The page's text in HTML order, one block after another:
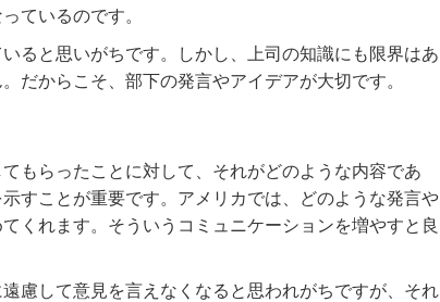
ているのです。
ると思いがちです。しかし、上司の知識にも限界はあ
だからこそ、部下の発言やアイデアが大切です。
もらったことに対して、それがどのような内容であ
すことが重要です。アメリカでは、どのような発言や
くれます。そういうコミュニケーションを増やすと良
慮して意見を言えなくなると思われがちですが、それ